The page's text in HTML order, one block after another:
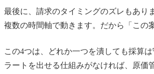
最後に、請求のタイミングのズレもあり
複数の時間軸で動きます。だから「この
この4つは、どれか一つを潰しても採算
ラートを出せる仕組みがなければ、原価